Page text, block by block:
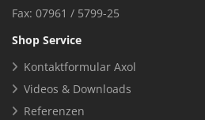
Fax: 07961 / 5799-25
Shop Service
Kontaktformular Axol
Videos & Downloads
Referenzen